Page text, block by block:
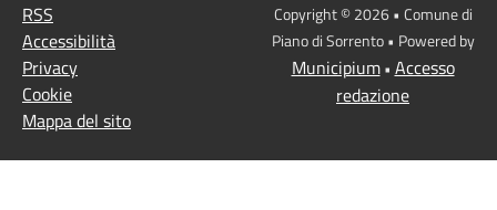
RSS
Accessibilità
Privacy
Cookie
Mappa del sito
Copyright © 2026 • Comune di
Piano di Sorrento • Powered by
Municipium• Accesso
redazione